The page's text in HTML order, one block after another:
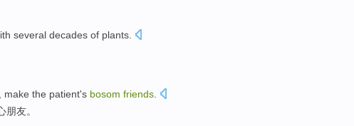
several decades of plants
make the patient's bosom friends
朋友。